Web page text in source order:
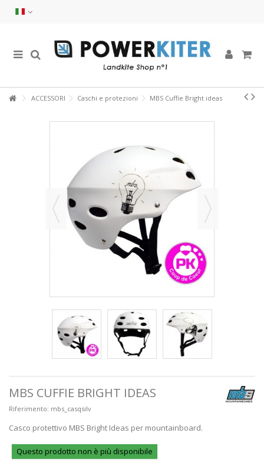
ACCESSORI Caschi e protezioni MBS Cuffie Bright ideas
MBS CUFFIE BRIGHT IDEAS
Riferimento: mbs_casqsilv
Casco protettivo MBS Bright Ideas per mountainboard.
Questo prodotto non è più disponibile